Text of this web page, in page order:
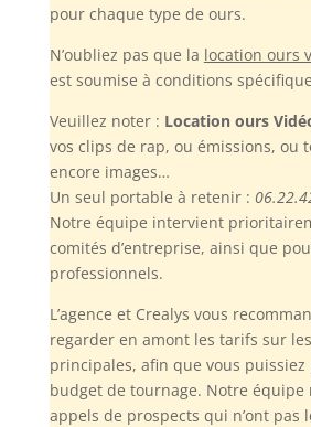
pour chaque type de ours.
N’oubliez pas que la location ours
est soumise à conditions
Veuillez noter : Location ours
vos clips de rap, ou émissions, ou
encore images…
Un seul portable à retenir :
Notre équipe intervient
comités d’entreprise, ainsi que
professionnels.
L’agence et Crealys vous
regarder en amont les tarifs sur
principales, afin que vous
budget de tournage. Notre équipe
appels de prospects qui n’ont pas